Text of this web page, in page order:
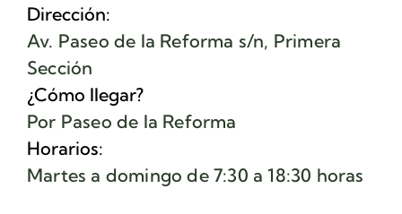
Dirección:
Av. Paseo de la Reforma s/n, Primera
Sección
¿Cómo llegar?
Por Paseo de la Reforma
Horarios:
Martes a domingo de 7:30 a 18:30 horas